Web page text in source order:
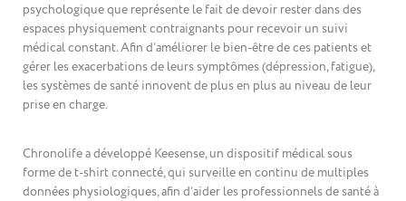
psychologique que représente le fait de devoir rester dans des
espaces physiquement contraignants pour recevoir un suivi
médical constant. Afin d’améliorer le bien-être de ces patients et
gérer les exacerbations de leurs symptômes (dépression, fatigue),
les systèmes de santé innovent de plus en plus au niveau de leur
prise en charge.
Chronolife a développé Keesense, un dispositif médical sous
forme de t-shirt connecté, qui surveille en continu de multiples
données physiologiques, afin d’aider les professionnels de santé à